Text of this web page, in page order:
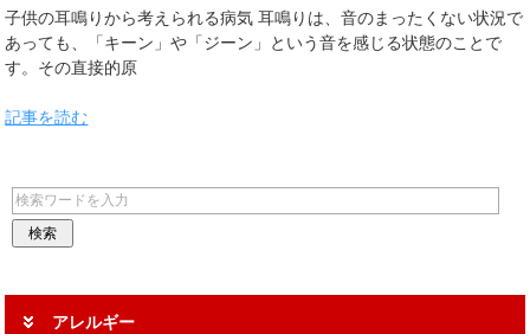
子供の耳鳴りから考えられる病気 耳鳴りは、音のまったくない状況で
あっても、「キーン」や「ジーン」という音を感じる状態のことで
す。その直接的原
記事を読む
アレルギー